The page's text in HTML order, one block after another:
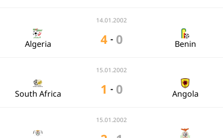
14.01.2002
Algeria 4 - 0 Benin
15.01.2002
South Africa 1 - 0 Angola
15.01.2002